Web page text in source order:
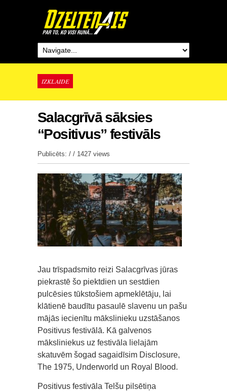
IZKLAIDE
Salacgrīvā sāksies
“Positivus” festivāls
Publicēts: / / 1427 views
Jau trīspadsmito reizi Salacgrīvas jūras
piekrastē šo piektdien un sestdien
pulcēsies tūkstošiem apmeklētāju, lai
klātienē baudītu pasaulē slavenu un pašu
mājās iecienītu mākslinieku uzstāšanos
Positivus festivālā. Kā galvenos
māksliniekus uz festivāla lielajām
skatuvēm šogad sagaidīsim Disclosure,
The 1975, Underworld un Royal Blood.
Positivus festivāla Telšu pilsētiņa